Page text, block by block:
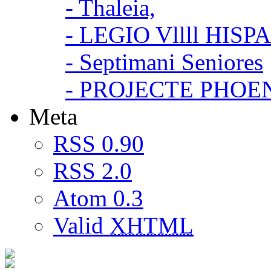
- Thaleia,
- LEGIO Vllll
- Septimani Seniores
- PROJECTE
Meta
RSS 0.90
RSS 2.0
Atom 0.3
Valid XHTML